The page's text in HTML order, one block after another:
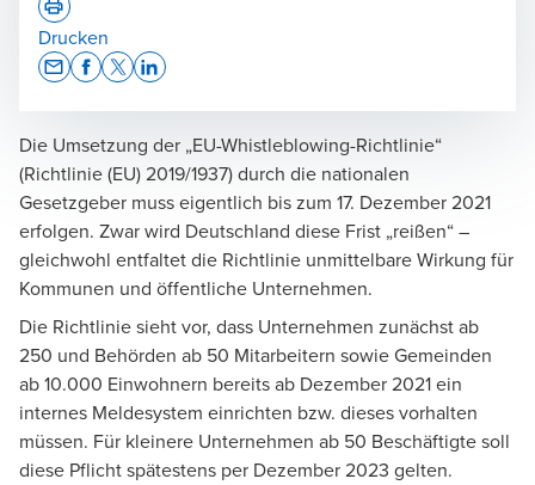
Die Umsetzung der „EU-Whistleblowing-Richtlinie“
(Richtlinie (EU) 2019/1937) durch die nationalen
Gesetzgeber muss eigentlich bis zum 17. Dezember 2021
erfolgen. Zwar wird Deutschland diese Frist „reißen“ –
gleichwohl entfaltet die Richtlinie unmittelbare Wirkung für
Kommunen und öffentliche Unternehmen.
Die Richtlinie sieht vor, dass Unternehmen zunächst ab
250 und Behörden ab 50 Mitarbeitern sowie Gemeinden
ab 10.000 Einwohnern bereits ab Dezember 2021 ein
internes Meldesystem einrichten bzw. dieses vorhalten
müssen. Für kleinere Unternehmen ab 50 Beschäftigte soll
diese Pflicht spätestens per Dezember 2023 gelten.
Andreas Jürgens
Wirtschaftsprüfer, Steuerberater, Geschäftsführer,
Audit & Assurance
Drucken